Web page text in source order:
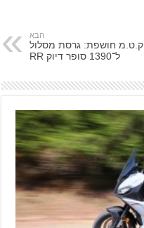
הבא
ק.ט.מ חושפת: גרסת מסלול
ל־1390 סופר דיוק RR